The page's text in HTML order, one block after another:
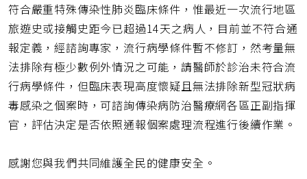
符合嚴重特殊傳染性肺炎臨床條件，惟最近一次流行地區
旅遊史或接觸史距今已超過14天之病人，目前並不符合通
報定義，經諮詢專家，流行病學條件暫不修訂，然考量無
法排除有極少數例外情況之可能，請醫師於診治未符合流
行病學條件，但臨床表現高度懷疑且無法排除新型冠狀病
毒感染之個案時，可諮詢傳染病防治醫療網各區正副指揮
官，評估決定是否依照通報個案處理流程進行後續作業。
感謝您與我們共同維護全民的健康安全。